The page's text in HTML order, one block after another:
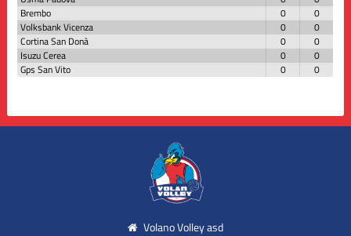
Brembo
0
0
Volksbank Vicenza
0
0
Cortina San Donà
0
0
Isuzu Cerea
0
0
Gps San Vito
0 0
Volano Volley asd